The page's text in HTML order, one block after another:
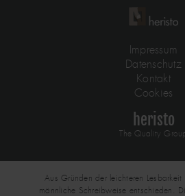
Impressum
Datenschutz
Kontakt
Cookies
heristo
The Quality
Aus Gründen der leichteren
männliche Schreibweise entschieden.